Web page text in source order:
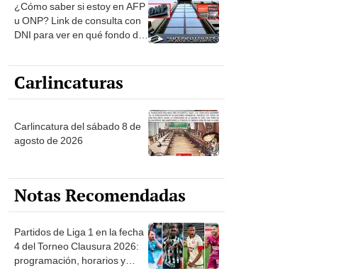
¿Cómo saber si estoy en AFP
u ONP? Link de consulta con
DNI para ver en qué fondo de
Carlincaturas
Carlincatura del sábado 8 de
agosto de 2026
Notas Recomendadas
Partidos de Liga 1 en la fecha
4 del Torneo Clausura 2026:
programación, horarios y